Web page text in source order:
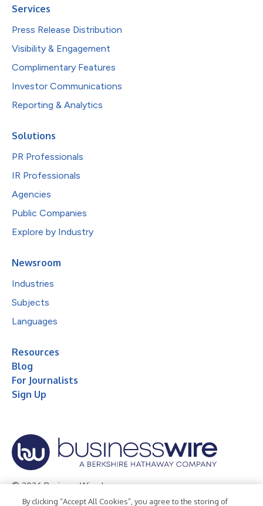
Services
Press Release Distribution
Visibility & Engagement
Complimentary Features
Investor Communications
Reporting & Analytics
Solutions
PR Professionals
IR Professionals
Agencies
Public Companies
Explore by Industry
Newsroom
Industries
Subjects
Languages
Resources
Blog
For Journalists
Sign Up
© 2026 Business Wire, Inc.
By clicking “Accept All Cookies”, you agree to the storing of